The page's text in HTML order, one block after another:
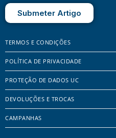
Submeter Artigo
TERMOS E CONDIÇÕES
POLÍTICA DE PRIVACIDADE
PROTEÇÃO DE DADOS UC
DEVOLUÇÕES E TROCAS
CAMPANHAS